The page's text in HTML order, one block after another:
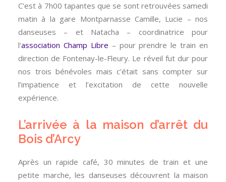
C’est à 7h00 tapantes que se sont retrouvées samedi
matin à la gare Montparnasse Camille, Lucie – nos
danseuses – et Natacha – coordinatrice pour
l’association Champ Libre – pour prendre le train en
direction de Fontenay-le-Fleury. Le réveil fut dur pour
nos trois bénévoles mais c’était sans compter sur
l’impatience et l’excitation de cette nouvelle
expérience.
L’arrivée à la maison d’arrêt du
Bois d’Arcy
Après un rapide café, 30 minutes de train et une
petite marche, les danseuses découvrent la maison